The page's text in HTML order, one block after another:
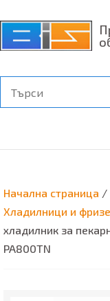
Начална страница /
Хладилници и
хладилник за
PA800TN